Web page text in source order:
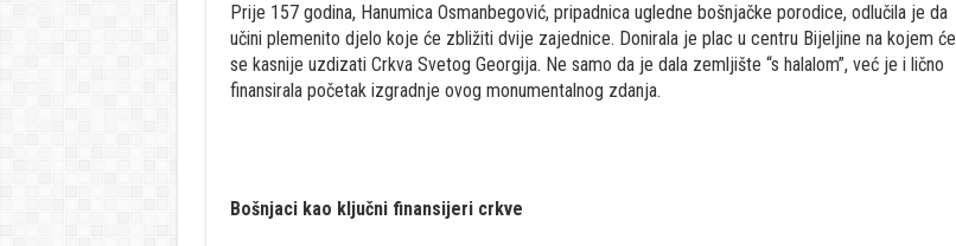
Prije 157 godina, Hanumica Osmanbegović, pripadnica ugledne bošnjačke porodice, odlučila je da
učini plemenito djelo koje će zbližiti dvije zajednice. Donirala je plac u centru Bijeljine na kojem će
se kasnije uzdizati Crkva Svetog Georgija. Ne samo da je dala zemljište “s halalom”, već je i lično
finansirala početak izgradnje ovog monumentalnog zdanja.
Bošnjaci kao ključni finansijeri crkve